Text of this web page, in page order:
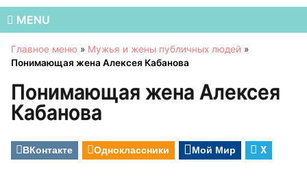
MENU
Главное меню » Мужья и жены публичных людей »
Понимающая жена Алексея Кабанова
Понимающая жена Алексея
Кабанова
ВКонтакте Одноклассники Мой Мир X